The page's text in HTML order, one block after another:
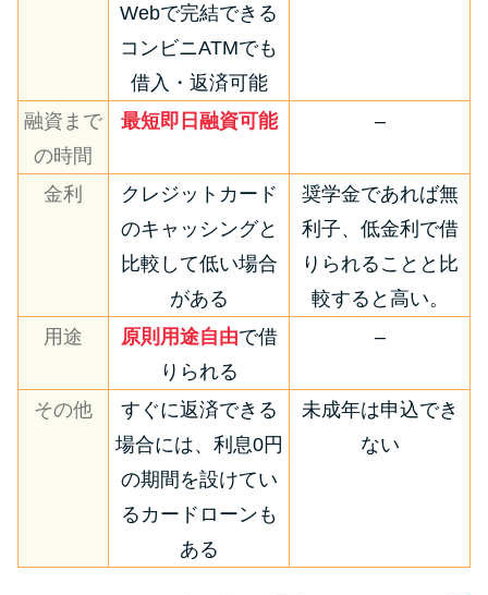
Webで完結できる
コンビニATMでも
借入・返済可能
融資まで
の時間
最短即日融資可能 –
金利
クレジットカード
のキャッシングと
比較して低い場合
がある
奨学金であれば無
利子、低金利で借
りられることと比
較すると高い。
用途
原則用途自由で借
りられる
–
その他
すぐに返済できる
場合には、利息0円
の期間を設けてい
るカードローンも
ある
未成年は申込でき
ない